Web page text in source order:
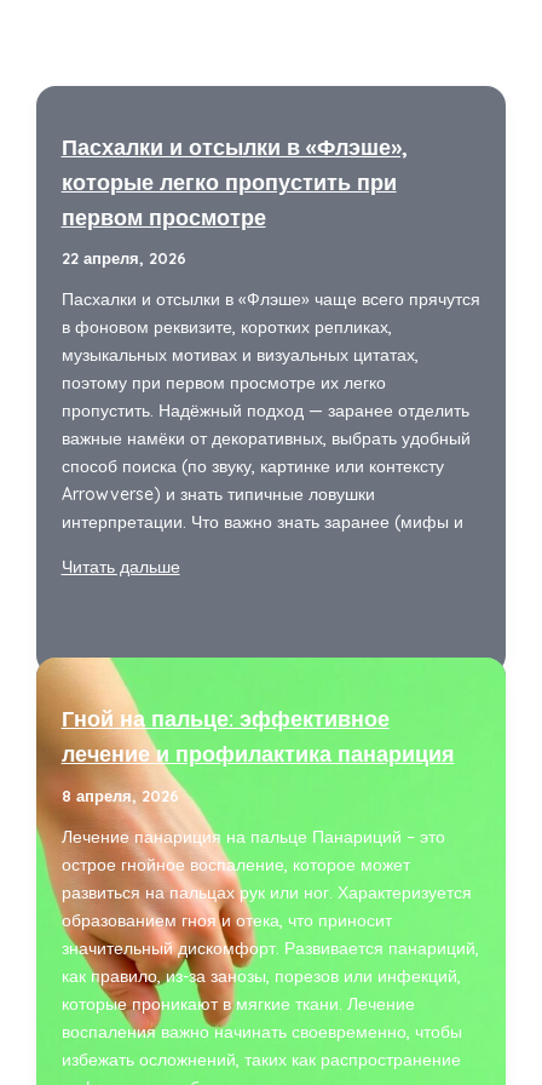
Пасхалки и отсылки в «Флэше»,
которые легко пропустить при
первом просмотре
22 апреля, 2026
Пасхалки и отсылки в «Флэше» чаще всего прячутся
в фоновом реквизите, коротких репликах,
музыкальных мотивах и визуальных цитатах,
поэтому при первом просмотре их легко
пропустить. Надёжный подход — заранее отделить
важные намёки от декоративных, выбрать удобный
способ поиска (по звуку, картинке или контексту
Arrowverse) и знать типичные ловушки
интерпретации. Что важно знать заранее (мифы и
Пасхалки
«Флэше»,
которые
легко
пропустить
при
первом
просмотре
Читать дальше
Гной на пальце: эффективное
лечение и профилактика панариция
8 апреля, 2026
Лечение панариция на пальце Панариций – это
острое гнойное воспаление, которое может
развиться на пальцах рук или ног. Характеризуется
образованием гноя и отека, что приносит
значительный дискомфорт. Развивается панариций,
как правило, из-за занозы, порезов или инфекций,
которые проникают в мягкие ткани. Лечение
воспаления важно начинать своевременно, чтобы
избежать осложнений, таких как распространение